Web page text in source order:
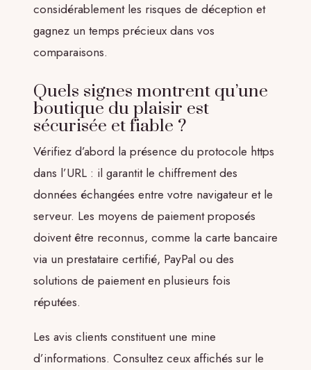
considérablement les risques de déception et
gagnez un temps précieux dans vos
comparaisons.
Quels signes montrent qu’une
boutique du plaisir est
sécurisée et fiable ?
Vérifiez d’abord la présence du protocole https
dans l’URL : il garantit le chiffrement des
données échangées entre votre navigateur et le
serveur. Les moyens de paiement proposés
doivent être reconnus, comme la carte bancaire
via un prestataire certifié, PayPal ou des
solutions de paiement en plusieurs fois
réputées.
Les avis clients constituent une mine
d’informations. Consultez ceux affichés sur le